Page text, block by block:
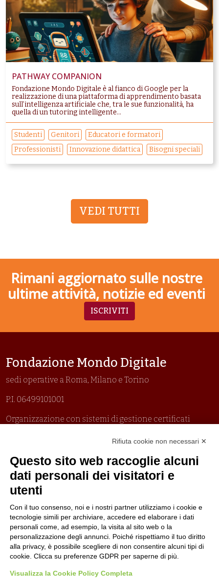
PATHWAY COMPANION
Fondazione Mondo Digitale è al fianco di Google per la
realizzazione di una piattaforma di apprendimento basata
sull’intelligenza artificiale che, tra le sue funzionalità, ha
quella di un tutoring intelligente...
Studenti Genitori
Educatori e formatori
Professionisti
Innovazione didattica Bisogni speciali
VEDI TUTTI
Rimani aggiornato sulle nostre
ultime attività, notizie ed eventi
ISCRIVITI
Fondazione Mondo Digitale
sedi operative a Roma, Milano e Torino
P.I. 06499101001
Organizzazione con sistemi di gestione certificati
Politica per la parità di genere
Politica antibullismo
Piè di pagina
Contatti
Lavora con noi
Seguici su
Rifiuta cookie non necessari ✕
Questo sito web raccoglie alcuni
dati personali dei visitatori e
utenti
Con il tuo consenso, noi e i nostri partner utilizziamo i cookie e
tecnologie simili per archiviare, accedere ed elaborare i dati
personali come, ad esempio, la visita al sito web o la
personalizzazione degli annunci. Poiché rispettiamo il tuo diritto
alla privacy, è possibile scegliere di non consentire alcuni tipi di
cookie. Clicca su preferenze GDPR per saperne di più.
Visualizza la Cookie Policy Completa